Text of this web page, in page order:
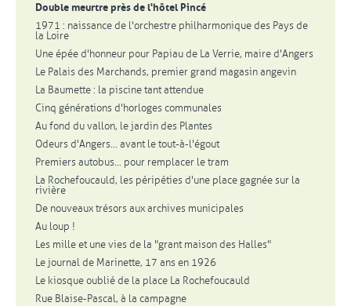
Double meurtre près de l'hôtel Pincé
1971 : naissance de l'orchestre philharmonique des Pays de
la Loire
Une épée d'honneur pour Papiau de La Verrie, maire d'Angers
Le Palais des Marchands, premier grand magasin angevin
La Baumette : la piscine tant attendue
Cinq générations d'horloges communales
Au fond du vallon, le jardin des Plantes
Odeurs d'Angers... avant le tout-à-l'égout
Premiers autobus... pour remplacer le tram
La Rochefoucauld, les péripéties d'une place gagnée sur la
rivière
De nouveaux trésors aux archives municipales
Au loup !
Les mille et une vies de la "grant maison des Halles"
Le journal de Marinette, 17 ans en 1926
Le kiosque oublié de la place La Rochefoucauld
Rue Blaise-Pascal, à la campagne